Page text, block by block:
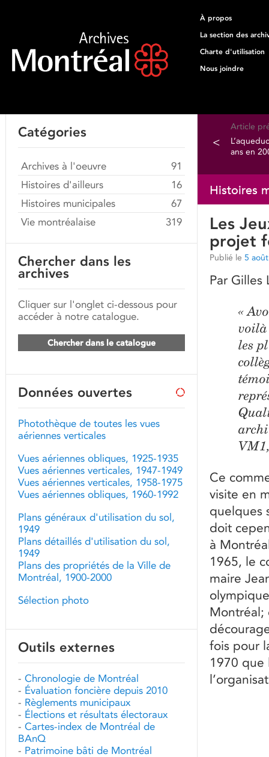
À propos
La section des
Charte d'utilisation
Nous joindre
Article
<
ans en
Histoires
Les
projet
Publié le 5
Par Gilles
«
voilà
les
Ce
visite en
quelques
doit
à
1965, le
maire
Montréal;
fois pour
1970 que
Catégories
Archives à l'oeuvre
91
Histoires d'ailleurs
16
Histoires municipales
67
Vie montréalaise
319
Chercher dans les
archives
Cliquer sur l'onglet ci-dessous pour
accéder à notre catalogue.
Chercher dans le catalogue
Données ouvertes
Photothèque de toutes les vues
aériennes verticales
Vues aériennes obliques, 1925-1935
Vues aériennes verticales, 1947-1949
Vues aériennes verticales, 1958-1975
Vues aériennes obliques, 1960-1992
Plans généraux d'utilisation du sol,
1949
Plans détaillés d'utilisation du sol,
1949
Plans des propriétés de la Ville de
Montréal, 1900-2000
Sélection photo
Outils externes
- Chronologie de Montréal
- Évaluation foncière depuis 2010
- Règlements municipaux
- Élections et résultats électoraux
- Cartes-index de Montréal de
BAnQ
- Patrimoine bâti de Montréal